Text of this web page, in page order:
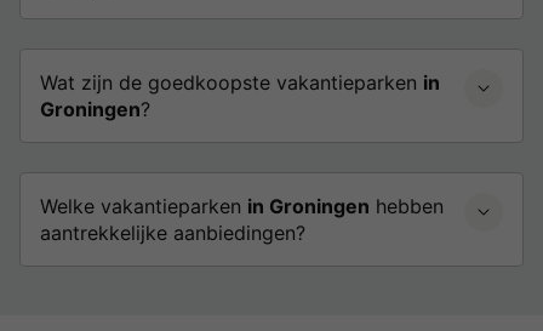
Wat zijn de goedkoopste vakantieparken in
Groningen?
Welke vakantieparken in Groningen hebben
aantrekkelijke aanbiedingen?